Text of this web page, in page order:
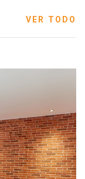
VER TODO